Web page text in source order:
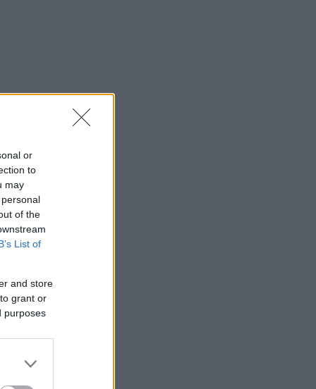
or
to
may
of the
List of
and store
grant or
purposes